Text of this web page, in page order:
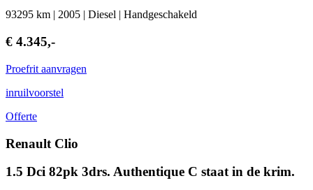
93295 km | 2005 | Diesel | Handgeschakeld
€ 4.345,-
Proefrit aanvragen
inruilvoorstel
Offerte
Renault Clio
1.5 Dci 82pk 3drs. Authentique C staat in de krim.